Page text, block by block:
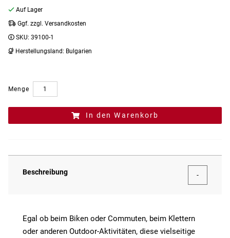
Auf Lager
Ggf. zzgl. Versandkosten
SKU: 39100-1
Herstellungsland: Bulgarien
Menge
In den Warenkorb
Beschreibung
Egal ob beim Biken oder Commuten, beim Klettern
oder anderen Outdoor-Aktivitäten, diese vielseitige